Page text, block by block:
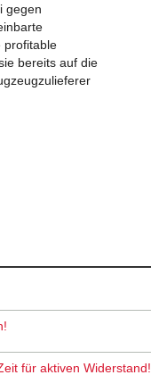
gegen
profitable
bereits auf die
für aktiven Widerstand!